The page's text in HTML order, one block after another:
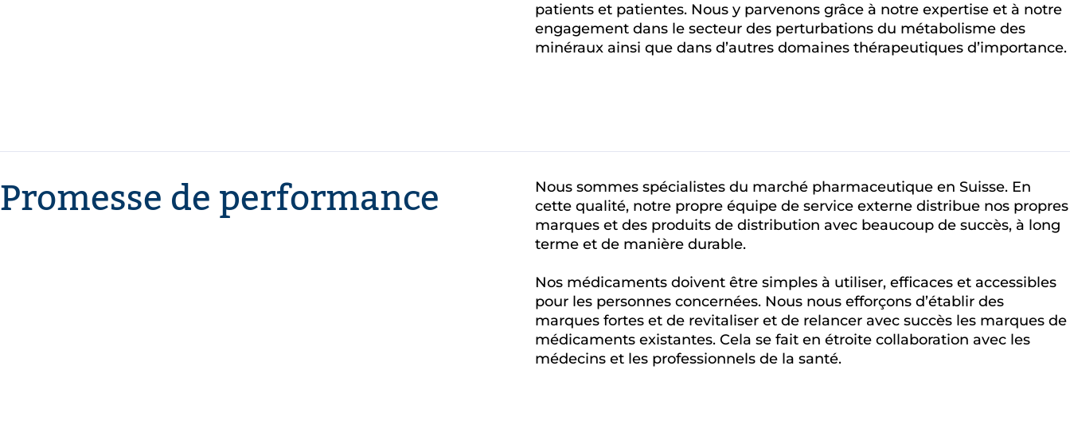
patients et patientes. Nous y parvenons grâce à notre expertise et à notre
engagement dans le secteur des perturbations du métabolisme des
minéraux ainsi que dans d’autres domaines thérapeutiques d’importance.
Promesse de performance
Nous sommes spécialistes du marché pharmaceutique en Suisse. En
cette qualité, notre propre équipe de service externe distribue nos propres
marques et des produits de distribution avec beaucoup de succès, à long
terme et de manière durable.
Nos médicaments doivent être simples à utiliser, efficaces et accessibles
pour les personnes concernées. Nous nous efforçons d’établir des
marques fortes et de revitaliser et de relancer avec succès les marques de
médicaments existantes. Cela se fait en étroite collaboration avec les
médecins et les professionnels de la santé.